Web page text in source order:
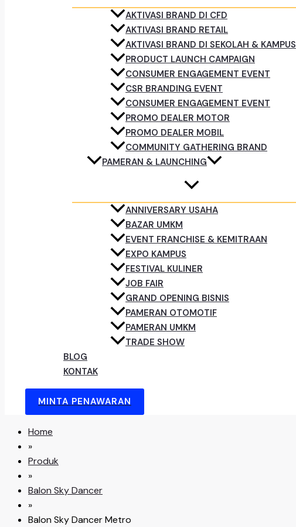
AKTIVASI BRAND DI CFD
AKTIVASI BRAND RETAIL
AKTIVASI BRAND DI SEKOLAH & KAMPUS
PRODUCT LAUNCH CAMPAIGN
CONSUMER ENGAGEMENT EVENT
CSR BRANDING EVENT
CONSUMER ENGAGEMENT EVENT
PROMO DEALER MOTOR
PROMO DEALER MOBIL
COMMUNITY GATHERING BRAND
PAMERAN & LAUNCHING
ANNIVERSARY USAHA
BAZAR UMKM
EVENT FRANCHISE & KEMITRAAN
EXPO KAMPUS
FESTIVAL KULINER
JOB FAIR
GRAND OPENING BISNIS
PAMERAN OTOMOTIF
PAMERAN UMKM
TRADE SHOW
BLOG
KONTAK
MINTA PENAWARAN
Home
»
Produk
»
Balon Sky Dancer
»
Balon Sky Dancer Metro